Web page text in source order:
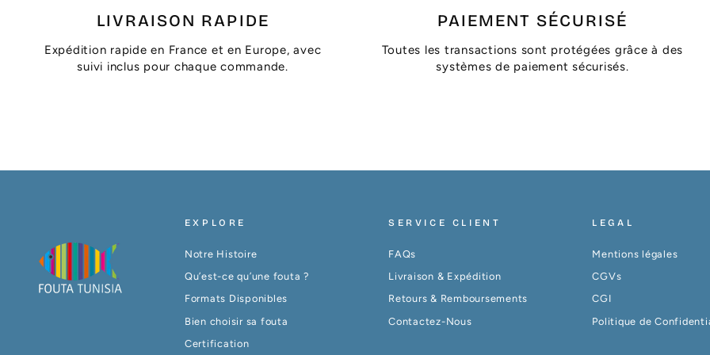
LIVRAISON RAPIDE
Expédition rapide en France et en Europe, avec
suivi inclus pour chaque commande.
PAIEMENT SÉCURISÉ
Toutes les transactions sont protégées grâce à des
systèmes de paiement sécurisés.
EXPLORE
Notre Histoire
Qu’est-ce qu’une fouta ?
Formats Disponibles
Bien choisir sa fouta
Certification
SERVICE CLIENT
FAQs
Livraison & Expédition
Retours & Remboursements
Contactez-Nous
LEGAL
Mentions légales
CGVs
CGI
Politique de